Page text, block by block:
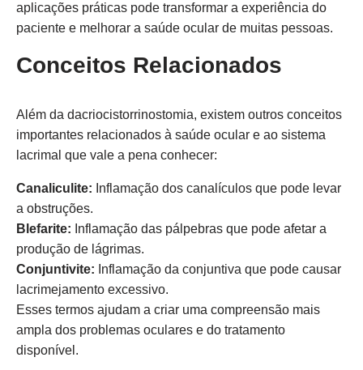
aplicações práticas pode transformar a experiência do
paciente e melhorar a saúde ocular de muitas pessoas.
Conceitos Relacionados
Além da dacriocistorrinostomia, existem outros conceitos
importantes relacionados à saúde ocular e ao sistema
lacrimal que vale a pena conhecer:
Canaliculite: Inflamação dos canalículos que pode levar
a obstruções.
Blefarite: Inflamação das pálpebras que pode afetar a
produção de lágrimas.
Conjuntivite: Inflamação da conjuntiva que pode causar
lacrimejamento excessivo.
Esses termos ajudam a criar uma compreensão mais
ampla dos problemas oculares e do tratamento
disponível.